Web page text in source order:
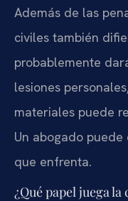
Además de las
civiles también
probablemente
lesiones
materiales puede
Un abogado
que enfrenta.
¿Qué papel juega